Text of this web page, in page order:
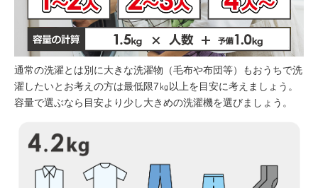
通常の洗濯とは別に大きな洗濯物（毛布や布団等）もおうちで洗
濯したいとお考えの方は最低限7㎏以上を目安に考えましょう。
容量で選ぶなら目安より少し大きめの洗濯機を選びましょう。